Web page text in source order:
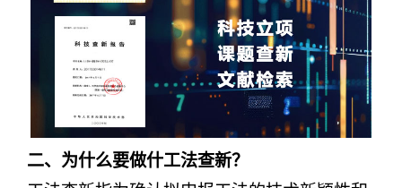
二、为什么要做什工法查新？